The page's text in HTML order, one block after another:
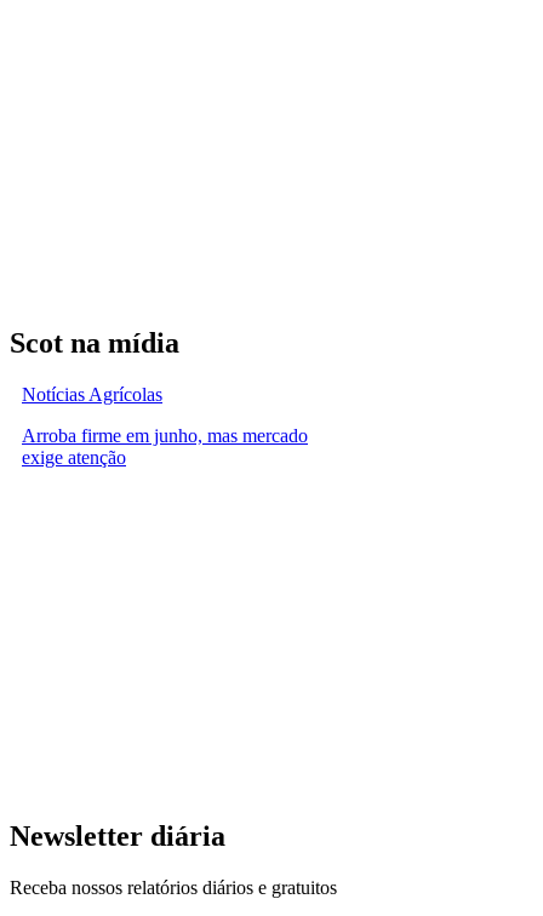
Scot na mídia
Notícias Agrícolas
Arroba firme em junho, mas mercado
exige atenção
Newsletter diária
Receba nossos relatórios diários e gratuitos